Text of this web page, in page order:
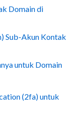
Domain di
Sub-Akun Kontak
untuk Domain
(2fa) untuk